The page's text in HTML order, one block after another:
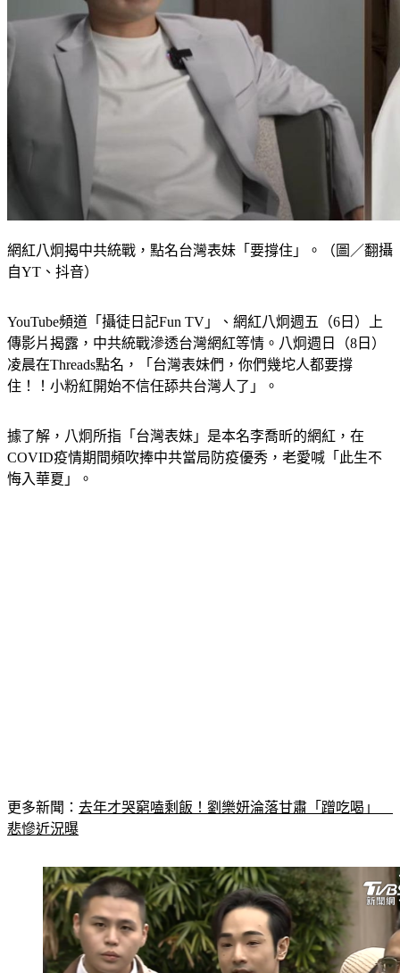
網紅八炯揭中共統戰，點名台灣表妹「要撐住」。（圖／翻攝
自YT、抖音）
YouTube頻道「攝徒日記Fun TV」、網紅八炯週五（6日）上
傳影片揭露，中共統戰滲透台灣網紅等情。八炯週日（8日）
凌晨在Threads點名，「台灣表妹們，你們幾坨人都要撐
住！！小粉紅開始不信任舔共台灣人了」。
據了解，八炯所指「台灣表妹」是本名李喬昕的網紅，在
COVID疫情期間頻吹捧中共當局防疫優秀，老愛喊「此生不
悔入華夏」。
更多新聞： 去年才哭窮嗑剩飯！劉樂妍淪落甘肅「蹭吃喝」
悲慘近況曝